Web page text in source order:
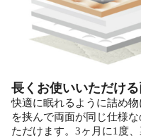
長くお使いいただけ
快適に眠れるように詰め
を挟んで両面が同じ仕様
ただけます。3ヶ月に1度